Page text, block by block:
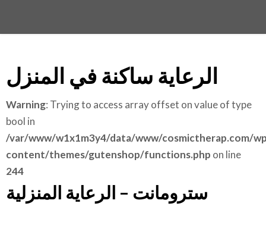
الرعاية ساكنة في المنزل
Warning: Trying to access array offset on value of type
bool in
/var/www/w1x1m3y4/data/www/cosmictherap.com/
content/themes/gutenshop/functions.php on line
244
سترومانت – الرعاية المنزلية